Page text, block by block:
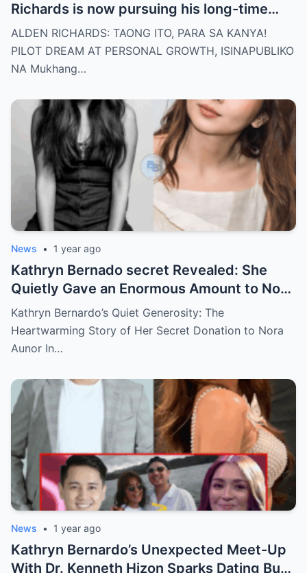
Richards is now pursuing his long-time
dream of becoming a PILOT! But wait,
there’s more
ALDEN RICHARDS: TAONG ITO, PARA SA KANYA!
PILOT DREAM AT PERSONAL GROWTH, ISINAPUBLIKO
NA Mukhang…
News • 1 year ago
Kathryn Bernado secret Revealed: She
Quietly Gave an Enormous Amount to Nora
Aunor—The Reason Behind It Will Break
Your Heart!
Kathryn Bernardo’s Quiet Generosity: The
Heartwarming Story of Her Secret Donation to Nora
Aunor In…
News • 1 year ago
Kathryn Bernardo’s Unexpected Meet-Up
With Dr. Kenneth Hizon Sparks Dating Buzz